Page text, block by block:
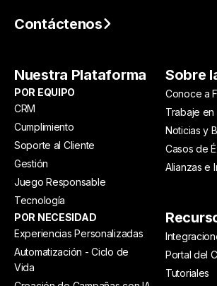
Contáctenos
Nuestra Plataforma
POR EQUIPO
CRM
Cumplimiento
Soporte al Cliente
Gestión
Juego Responsable
Tecnología
POR NECESIDAD
Experiencias Personalizadas
Automatización - Ciclo de
Vida
Sobre
Conoce a
Trabaje en
Noticias y
Casos de
Alianzas e
Portal del
Tutoriales